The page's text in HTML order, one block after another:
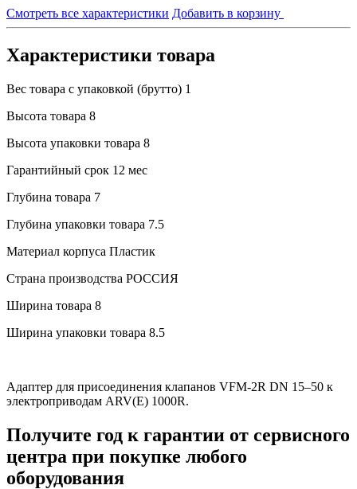
Смотреть все характеристики Добавить в корзину
Характеристики товара
Вес товара с упаковкой (брутто) 1
Высота товара 8
Высота упаковки товара 8
Гарантийный срок 12 мес
Глубина товара 7
Глубина упаковки товара 7.5
Материал корпуса Пластик
Страна производства РОССИЯ
Ширина товара 8
Ширина упаковки товара 8.5
Адаптер для присоединения клапанов VFM-2R DN 15–50 к
электроприводам ARV(E) 1000R.
Получите год к гарантии от сервисного
центра при покупке любого
оборудования